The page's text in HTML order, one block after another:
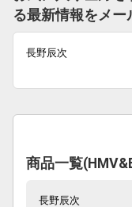
る最新情報をメー
長野辰次
商品一覧
長野辰次